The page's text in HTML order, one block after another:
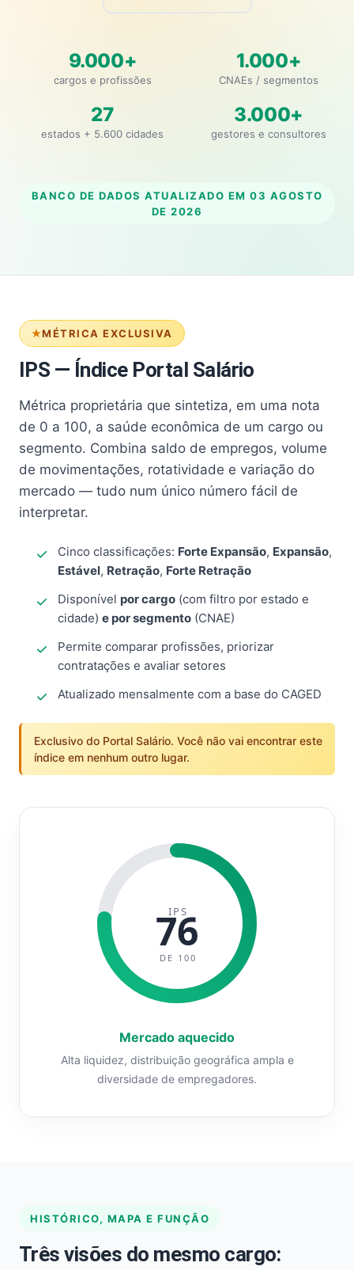
9.000+
cargos e profissões
1.000+
CNAEs / segmentos
27
estados + 5.600 cidades
3.000+
gestores e consultores
BANCO DE DADOS ATUALIZADO EM 03 AGOSTO
DE 2026
MÉTRICA EXCLUSIVA
IPS — Índice Portal Salário
Métrica proprietária que sintetiza, em uma nota
de 0 a 100, a saúde econômica de um cargo ou
segmento. Combina saldo de empregos, volume
de movimentações, rotatividade e variação do
mercado — tudo num único número fácil de
interpretar.
Cinco classificações: Forte Expansão, Expansão,
Estável, Retração, Forte Retração
Disponível por cargo (com filtro por estado e
cidade) e por segmento (CNAE)
Permite comparar profissões, priorizar
contratações e avaliar setores
Atualizado mensalmente com a base do CAGED
Exclusivo do Portal Salário. Você não vai encontrar este
índice em nenhum outro lugar.
IPS
76
DE 100
Mercado aquecido
Alta liquidez, distribuição geográfica ampla e
diversidade de empregadores.
HISTÓRICO, MAPA E FUNÇÃO
Três visões do mesmo cargo: